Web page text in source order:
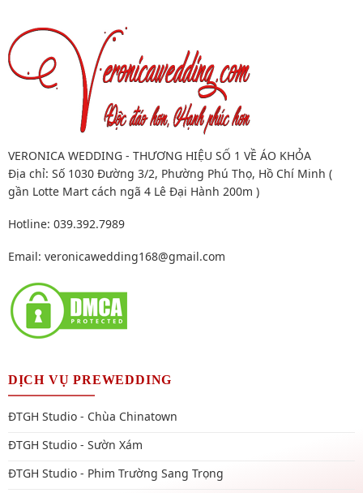
VERONICA WEDDING - THƯƠNG HIỆU SỐ 1 VỀ ÁO KHỎA
Địa chỉ: Số 1030 Đường 3/2, Phường Phú Thọ, Hồ Chí Minh (
gần Lotte Mart cách ngã 4 Lê Đại Hành 200m )
Hotline: 039.392.7989
Email: veronicawedding168@gmail.com
DỊCH VỤ PREWEDDING
ĐTGH Studio - Chùa Chinatown
ĐTGH Studio - Sườn Xám
ĐTGH Studio - Phim Trường Sang Trọng